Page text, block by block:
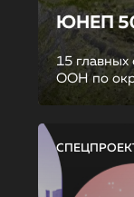
ЮНЕП
15
ООН по